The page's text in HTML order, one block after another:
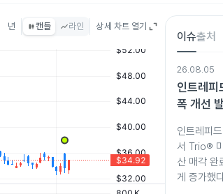
년 캔들 라인 상세 차트 열기
이슈출처
26.08.05
인트레
폭 개선
인트레피
서 Trio®
산 매각 완
게 증가했